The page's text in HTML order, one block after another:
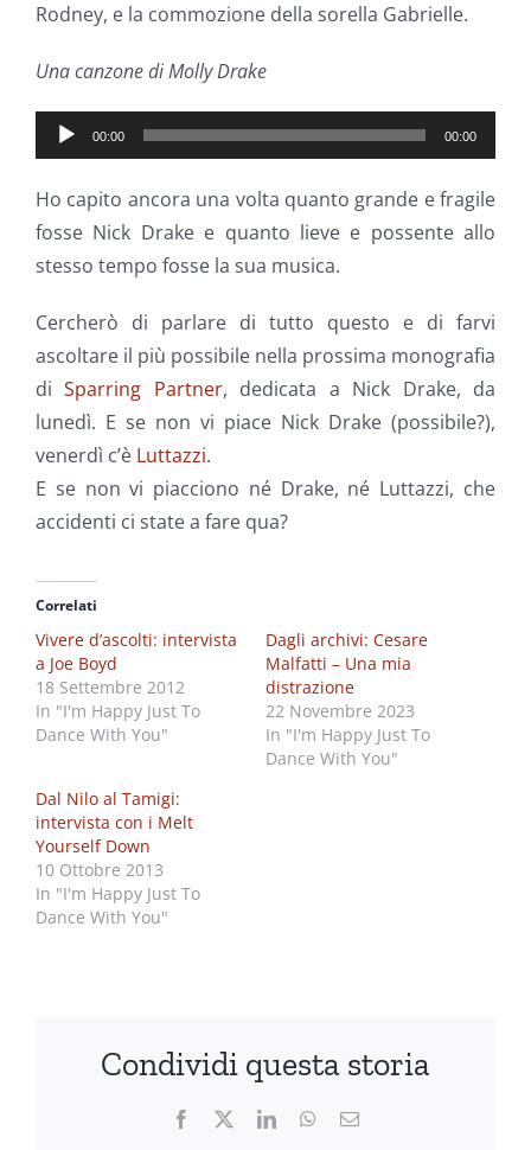
Rodney, e la commozione della sorella Gabrielle.
Una canzone di Molly Drake
Audio
Player
00:00 00:00
Ho capito ancora una volta quanto grande e fragile
fosse Nick Drake e quanto lieve e possente allo
stesso tempo fosse la sua musica.
Cercherò di parlare di tutto questo e di farvi
ascoltare il più possibile nella prossima monografia
diSparring Partner, dedicata a Nick Drake, da
lunedì. E se non vi piace Nick Drake (possibile?),
venerdì c’è Luttazzi.
E se non vi piacciono né Drake, né Luttazzi, che
accidenti ci state a fare qua?
Correlati
Vivere d’ascolti: intervista
a Joe Boyd
18 Settembre 2012
In "I'm Happy Just To
Dance With You"
Dagli archivi: Cesare
Malfatti – Una mia
distrazione
22 Novembre 2023
In "I'm Happy Just To
Dance With You"
Dal Nilo al Tamigi:
intervista con i Melt
Yourself Down
10 Ottobre 2013
In "I'm Happy Just To
Dance With You"
Condividi questa storia
Facebook LinkedInWhatsApp
Email